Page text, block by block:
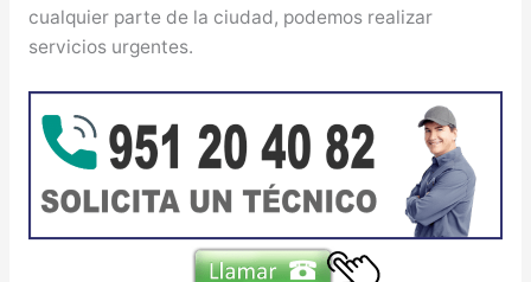
cualquier parte de la ciudad, podemos realizar
servicios urgentes.